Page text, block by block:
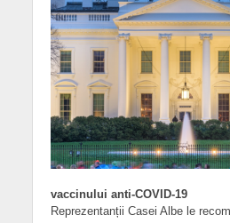
vaccinului anti-COVID-19
Reprezentanții Casei Albe le